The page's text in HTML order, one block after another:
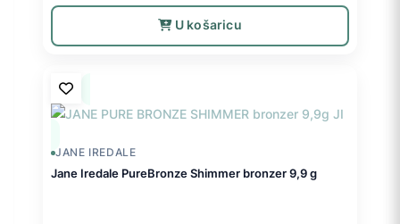
U košaricu
JANE IREDALE
Jane Iredale PureBronze Shimmer bronzer 9,9 g